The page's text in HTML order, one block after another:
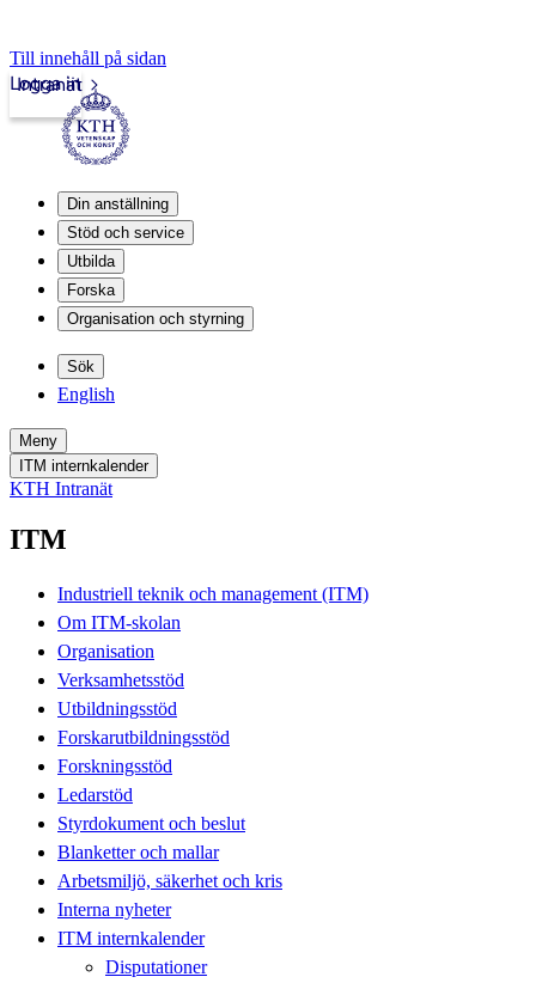
Till innehåll på sidan
Intranät
Logga in
Din anställning
Stöd och service
Utbilda
Forska
Organisation och styrning
Sök
English
Meny
ITM internkalender
KTH Intranät
ITM
Industriell teknik och management (ITM)
Om ITM-skolan
Organisation
Verksamhetsstöd
Utbildningsstöd
Forskarutbildningsstöd
Forskningsstöd
Ledarstöd
Styrdokument och beslut
Blanketter och mallar
Arbetsmiljö, säkerhet och kris
Interna nyheter
ITM internkalender
Disputationer